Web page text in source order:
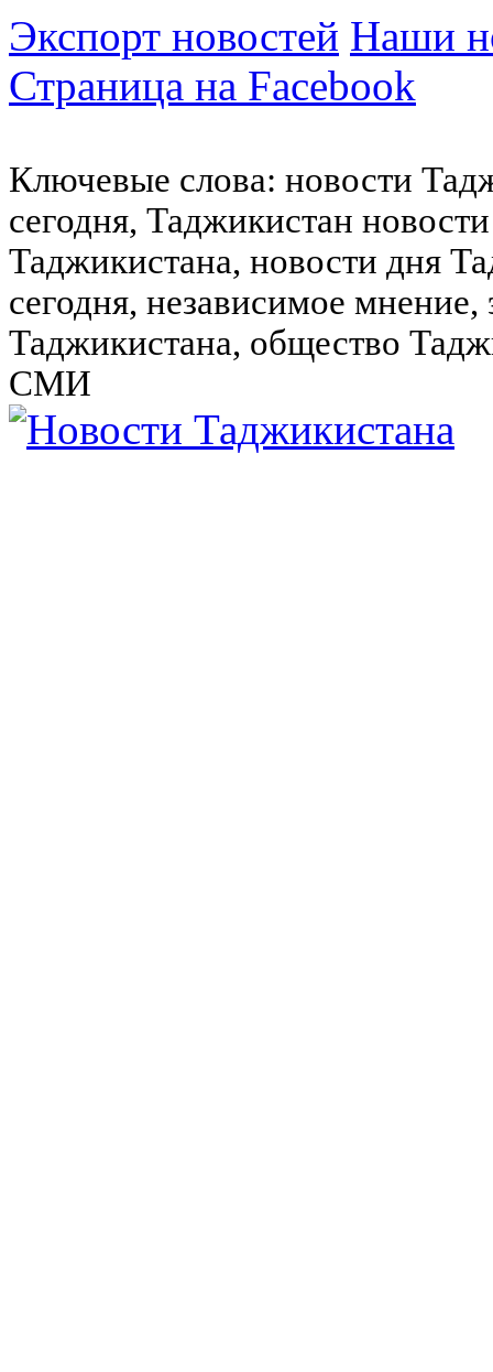
Экспорт новостей Наши
Страница на Facebook
Ключевые слова: новости
сегодня, Таджикистан
Таджикистана, новости дня
сегодня, независимое
Таджикистана, общество
СМИ